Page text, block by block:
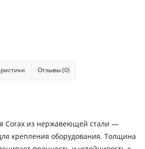
Отзывы (0)
Corax из нержавеющей стали —
крепления оборудования. Толщина